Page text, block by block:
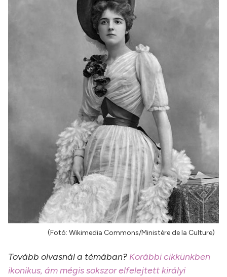
(Fotó: Wikimedia Commons/Ministère de la Culture)
Tovább olvasnál a témában? Korábbi cikkünkben
ikonikus, ám mégis sokszor elfelejtett királyi